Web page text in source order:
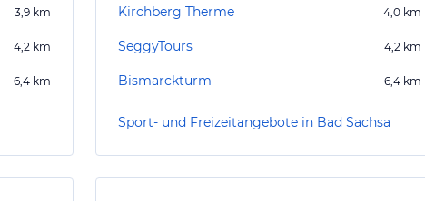
3,9 km
4,2 km
6,4 km
Kirchberg Therme 4,0 km
SeggyTours 4,2 km
Bismarckturm 6,4 km
Sport- und Freizeitangebote in Bad Sachsa